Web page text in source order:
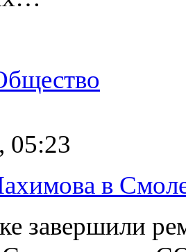
05:23
в
завершили